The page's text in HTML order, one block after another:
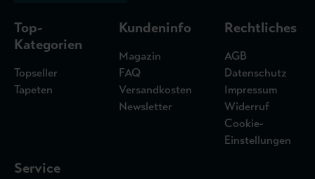
Top-
Kategorien
Topseller
Tapeten
Kundeninfo
Magazin
FAQ
Versandkosten
Newsletter
Rechtliches
AGB
Datenschutz
Impressum
Widerruf
Cookie-
Einstellungen
Service